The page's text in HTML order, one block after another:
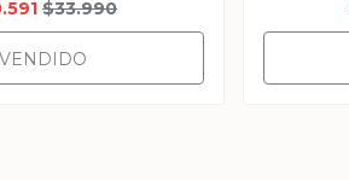
$33.990
VENDIDO